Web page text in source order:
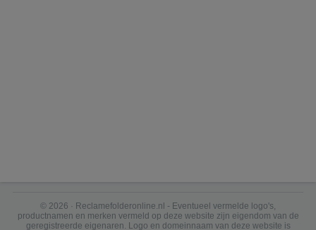
© 2026 · Reclamefolderonline.nl - Eventueel vermelde logo's,
productnamen en merken vermeld op deze website zijn eigendom van de
geregistreerde eigenaren. Logo en domeinnaam van deze website is